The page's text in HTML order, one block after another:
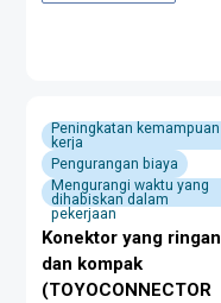
Peningkatan kemampuan
kerja
Pengurangan biaya
Mengurangi waktu yang
dihabiskan dalam
pekerjaan
Konektor yang ringan
dan kompak
(TOYOCONNECTOR